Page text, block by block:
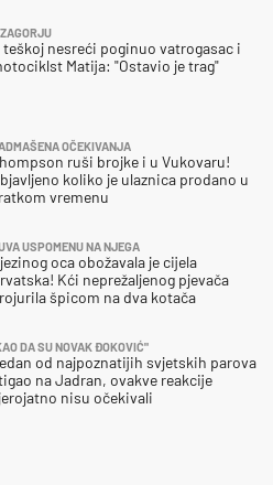
teškoj nesreći poginuo vatrogasac i
Matija: "Ostavio je trag"
OČEKIVANJA
ruši brojke i u Vukovaru!
koliko je ulaznica prodano u
vremenu
USPOMENU NA NJEGA
oca obožavala je cijela
Kći neprežaljenog pjevača
špicom na dva kotača
DA SU NOVAK ĐOKOVIĆ"
od najpoznatijih svjetskih parova
na Jadran, ovakve reakcije
nisu očekivali